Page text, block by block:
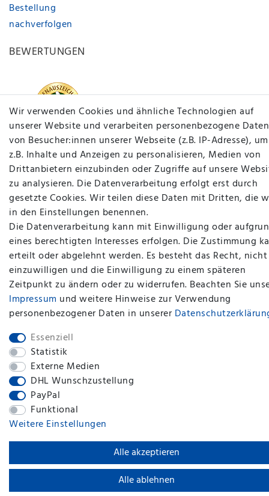
Bestellung
nachverfolgen
BEWERTUNGEN
Wir verwenden Cookies und ähnliche Technologien auf
unserer Website und verarbeiten personenbezogene Daten
von Besucher:innen unserer Webseite (z.B. IP-Adresse), um
z.B. Inhalte und Anzeigen zu personalisieren, Medien von
Drittanbietern einzubinden oder Zugriffe auf unsere
zu analysieren. Die Datenverarbeitung erfolgt erst durch
gesetzte Cookies. Wir teilen diese Daten mit Dritten, die
in den Einstellungen benennen.
Die Datenverarbeitung kann mit Einwilligung oder
eines berechtigten Interesses erfolgen. Die Zustimmung
erteilt oder abgelehnt werden. Es besteht das Recht, nicht
einzuwilligen und die Einwilligung zu einem späteren
Zeitpunkt zu ändern oder zu widerrufen. Beachten Sie
Impressum und weitere Hinweise zur Verwendung
personenbezogener Daten in unserer
Essenziell
Statistik
Externe Medien
DHL Wunschzustellung
PayPal
Funktional
Weitere Einstellungen
Alle akzeptieren
Alle ablehnen
plentymarkets Template von Plenty Lions